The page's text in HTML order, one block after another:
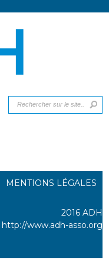
MENTIONS LÉGALES
2016 ADH
http://www.adh-asso.org